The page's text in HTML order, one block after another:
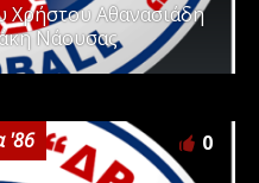
Χρήστου Αθανασιάδη
Νάουσας
'86 0